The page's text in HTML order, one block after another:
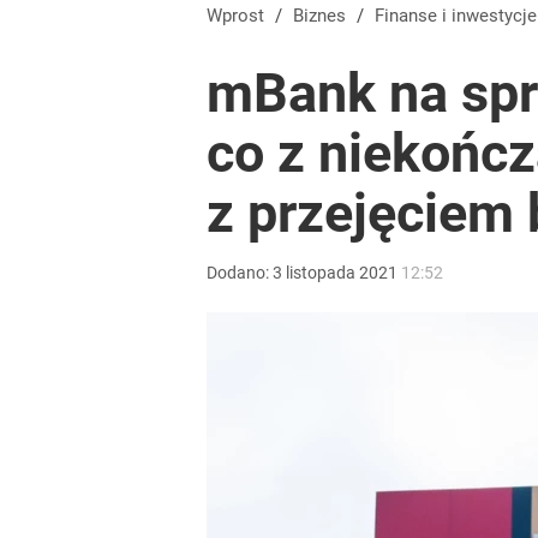
Wrze po roku Nawrockiego. „Największa hańba”
Tego sondażu premier nie może zlekceważyć.
Wprost / Biznes / Finanse i inwestycje
mBank na
co z
z przejęciem
Dodano:3 listopada 2021 12:52